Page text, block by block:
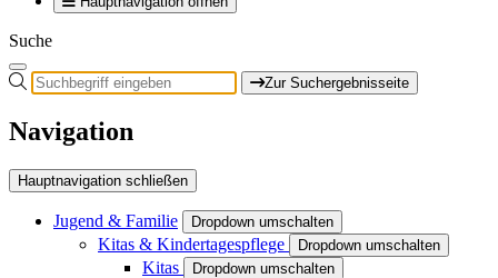
Suche
Zur Suchergebnisseite
Navigation
Hauptnavigation schließen
Jugend & Familie Dropdown umschalten
Kitas & Kindertagespflege Dropdown umschalten
Kitas Dropdown umschalten